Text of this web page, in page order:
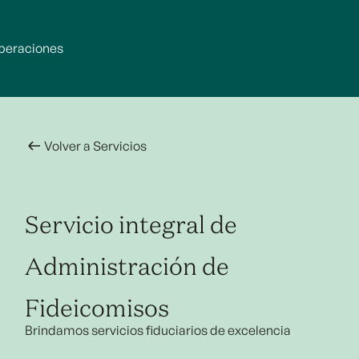
Volver a Servicios
Servicio integral de
Administración de
Fideicomisos
Brindamos servicios fiduciarios de excelencia